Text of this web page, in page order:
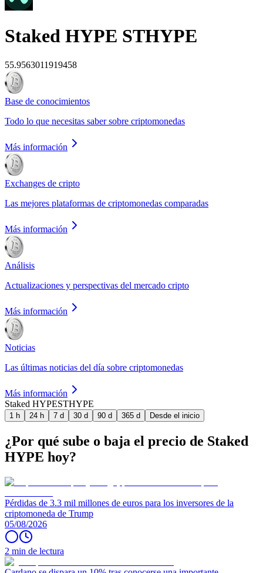
Staked HYPE STHYPE
55.9563011919458
Base de conocimientos
Todo lo que necesitas saber sobre criptomonedas
Más información
Exchanges de cripto
Las mejores plataformas de criptomonedas comparadas
Más información
Análisis
Actualizaciones y perspectivas del mercado cripto
Más información
Noticias
Las últimas noticias del día sobre criptomonedas
Más información
Staked HYPESTHYPE
1 h 24 h 7 d 30 d 90 d 365 d Desde el inicio
¿Por qué sube o baja el precio de Staked
HYPE hoy?
Pérdidas de 3.3 mil millones de euros para los inversores de la
criptomoneda de Trump
05/08/2026
2 min de lectura